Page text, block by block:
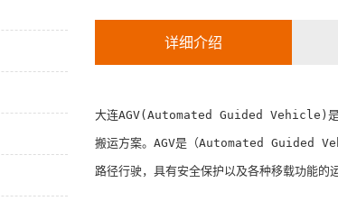
详细介绍
大连AGV(Automated Guided Vehicle)是无
搬运方案。AGV是（Automated Guided
路径行驶，具有安全保护以及各种移载功能